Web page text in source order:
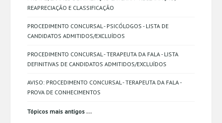
REAPRECIAÇÃO E CLASSIFICAÇÃO
PROCEDIMENTO CONCURSAL - PSICÓLOGOS - LISTA DE
CANDIDATOS ADMITIDOS/EXCLUÍDOS
PROCEDIMENTO CONCURSAL - TERAPEUTA DA FALA - LISTA
DEFINITIVAS DE CANDIDATOS ADMITIDOS/EXCLUÍDOS
AVISO: PROCEDIMENTO CONCURSAL - TERAPEUTA DA FALA -
PROVA DE CONHECIMENTOS
Tópicos mais antigos ...